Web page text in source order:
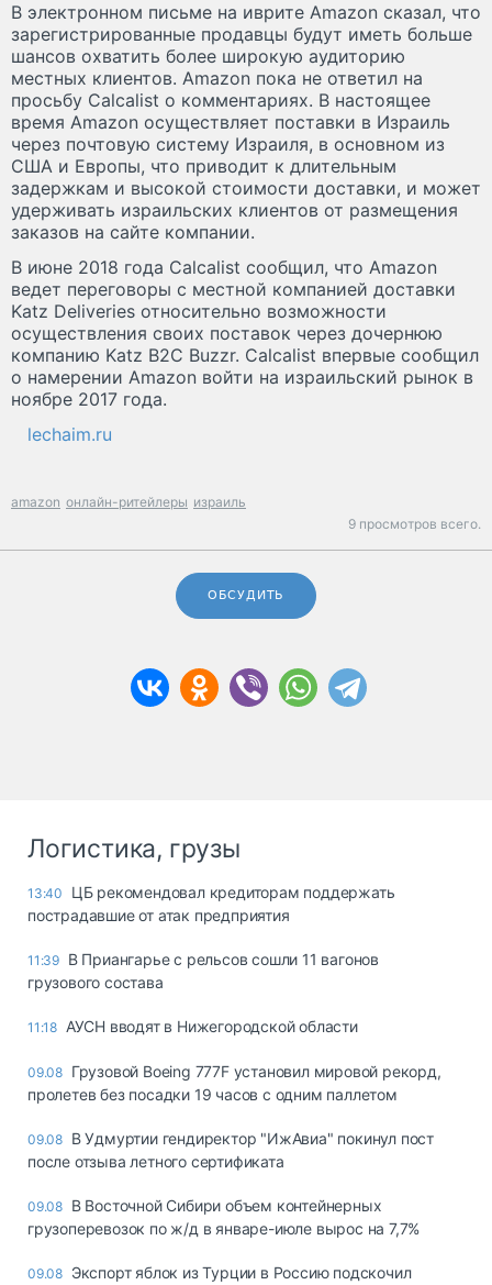
В электронном письме на иврите Amazon сказал, что
зарегистрированные продавцы будут иметь больше
шансов охватить более широкую аудиторию
местных клиентов. Amazon пока не ответил на
просьбу Calcalist о комментариях. В настоящее
время Amazon осуществляет поставки в Израиль
через почтовую систему Израиля, в основном из
США и Европы, что приводит к длительным
задержкам и высокой стоимости доставки, и может
удерживать израильских клиентов от размещения
заказов на сайте компании.
В июне 2018 года Calcalist сообщил, что Amazon
ведет переговоры с местной компанией доставки
Katz Deliveries относительно возможности
осуществления своих поставок через дочернюю
компанию Katz B2C Buzzr. Calcalist впервые сообщил
о намерении Amazon войти на израильский рынок в
ноябре 2017 года.
lechaim.ru
amazon онлайн-ритейлеры израиль
9 просмотров всего.
ОБСУДИТЬ
Логистика, грузы
13:40
ЦБ рекомендовал кредиторам поддержать
пострадавшие от атак предприятия
11:39 В Приангарье с рельсов сошли 11 вагонов
грузового состава
11:18 АУСН вводят в Нижегородской области
09.08 Грузовой Boeing 777F установил мировой рекорд,
пролетев без посадки 19 часов с одним паллетом
09.08 В Удмуртии гендиректор "ИжАвиа" покинул пост
после отзыва летного сертификата
09.08 В Восточной Сибири объем контейнерных
грузоперевозок по ж/д в январе-июле вырос на 7,7%
09.08 Экспорт яблок из Турции в Россию подскочил